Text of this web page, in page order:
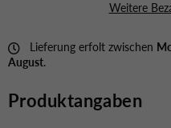
Weitere
Lieferung erfolt zwischen
August.
Produktangaben